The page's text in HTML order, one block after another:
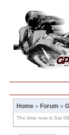
Home » Forum »
The time now is Sat